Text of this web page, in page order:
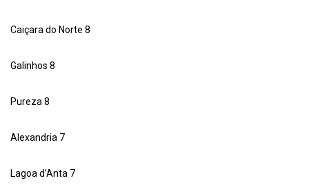
Caiçara do Norte 8
Galinhos 8
Pureza 8
Alexandria 7
Lagoa d’Anta 7